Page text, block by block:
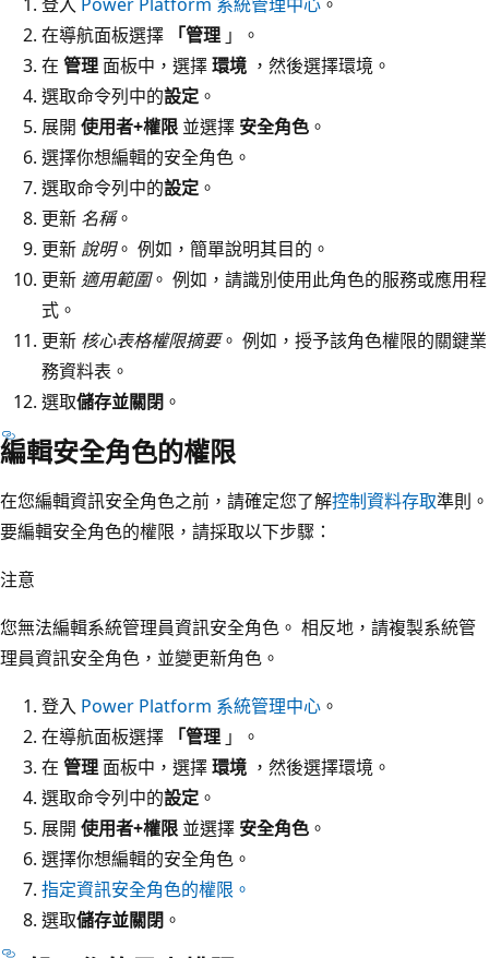
在導航面板選擇
「管理 」。
在 管理 面板中，選擇環境 ，然後選擇環境。
選取命令列中的設定 。
展開 使用者+權限 並選擇 安全角色 。
選擇你想編輯的安全角色。
選取命令列中的設定 。
更新 名稱。
更新 說明。 例如，簡單說明其目的。
更新 適用範圍。 例如，請識別使用此角色的服務或應用程
式。
更新 核心表格權限摘要。 例如，授予該角色權限的關鍵業
務資料表。
選取儲存並關閉 。
編輯安全角色的權限
在您編輯資訊安全角色之前，請確定您了解控制資料存取準則。
要編輯安全角色的權限，請採取以下步驟：
注意
您無法編輯系統管理員資訊安全角色。 相反地，請複製系統管
理員資訊安全角色，並變更新角色。
登入 Power Platform 系統管理中心 。
在導航面板選擇
「管理 」。
在 管理 面板中，選擇環境 ，然後選擇環境。
選取命令列中的設定 。
展開 使用者+權限 並選擇 安全角色 。
選擇你想編輯的安全角色。
指定資訊安全角色的權限。
選取儲存並關閉 。